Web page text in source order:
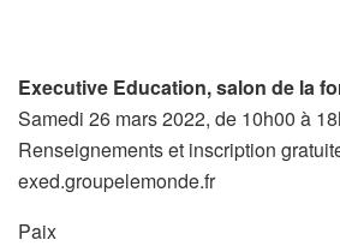
Executive Education, salon de la
Samedi 26 mars 2022, de 10h00 à
Renseignements et inscription
exed.groupelemonde.fr
Paix